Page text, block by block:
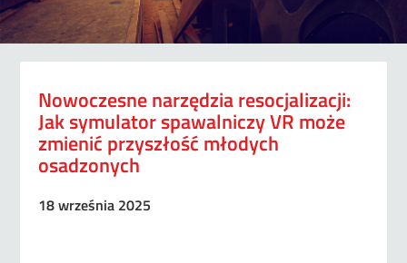
Nowoczesne narzędzia resocjalizacji:
Jak symulator spawalniczy VR może
zmienić przyszłość młodych
osadzonych
18 września 2025